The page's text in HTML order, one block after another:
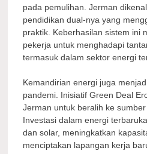
pada pemulihan. Jerman
pendidikan dual-nya yang
praktik. Keberhasilan sistem ini
pekerja untuk menghadapi
termasuk dalam sektor energi
Kemandirian energi juga
pandemi. Inisiatif Green Deal
Jerman untuk beralih ke
Investasi dalam energi
dan solar, meningkatkan
menciptakan lapangan kerja